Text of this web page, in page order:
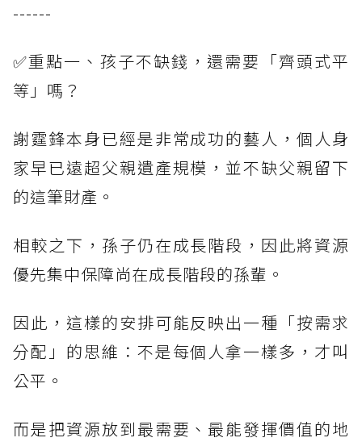
------
✅重點一、孩子不缺錢，還需要「齊頭式平
等」嗎？
謝霆鋒本身已經是非常成功的藝人，個人身
家早已遠超父親遺產規模，並不缺父親留下
的這筆財產。
相較之下，孫子仍在成長階段，因此將資源
優先集中保障尚在成長階段的孫輩。
因此，這樣的安排可能反映出一種「按需求
分配」的思維：不是每個人拿一樣多，才叫
公平。
而是把資源放到最需要、最能發揮價值的地